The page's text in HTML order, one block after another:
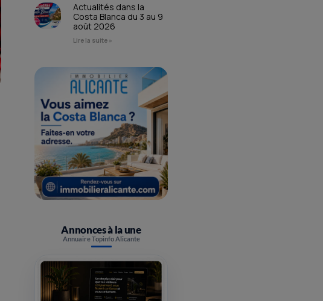
Actualités dans la
Costa Blanca du 3 au 9
août 2026
Lire la suite »
Annonces à la une
Annuaire Topinfo Alicante